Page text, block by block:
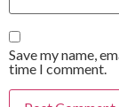
Save my name,
time I comment.